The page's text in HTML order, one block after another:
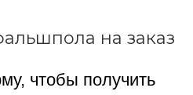
на заказ
чтобы получить